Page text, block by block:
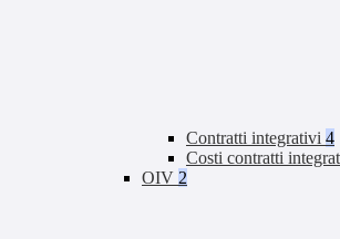
Contratti integrativi 4
Costi contratti
OIV 2